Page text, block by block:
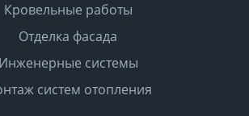
Кровельные работы
Отделка фасада
Инженерные системы
систем отопления